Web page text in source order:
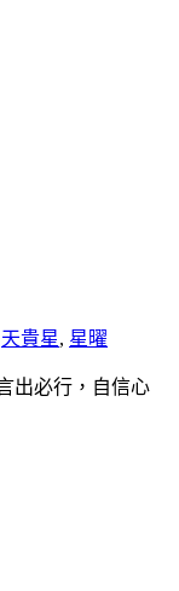
天貴星, 星曜
出必行，自信心